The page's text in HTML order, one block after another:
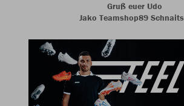
Gruß euer Udo
Jako Teamshop89